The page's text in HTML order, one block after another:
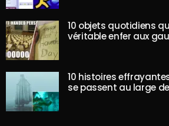
10 objets quotidiens
véritable enfer aux
10 histoires
se passent au large